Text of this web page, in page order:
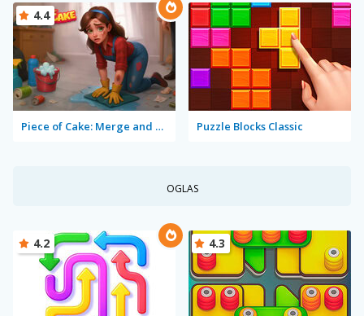
Piece of Cake: Merge and Bake
4.4
Puzzle Blocks Classic
OGLAS
4.2 4.3